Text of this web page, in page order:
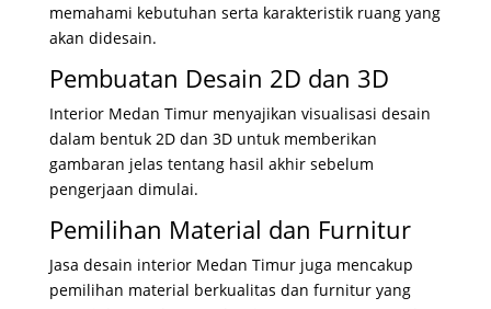
memahami kebutuhan serta karakteristik ruang yang
akan didesain.
Pembuatan Desain 2D dan 3D
Interior Medan Timur menyajikan visualisasi desain
dalam bentuk 2D dan 3D untuk memberikan
gambaran jelas tentang hasil akhir sebelum
pengerjaan dimulai.
Pemilihan Material dan Furnitur
Jasa desain interior Medan Timur juga mencakup
pemilihan material berkualitas dan furnitur yang